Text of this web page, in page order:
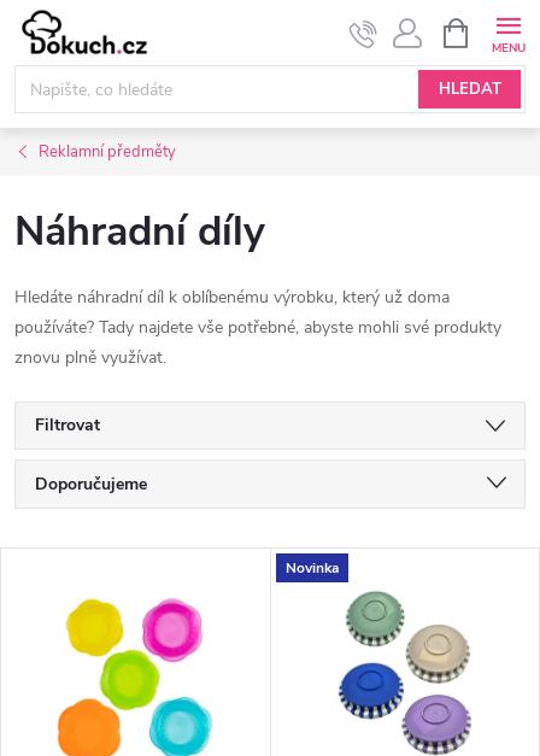
Přejít
obsah
HLEDAT
NÁKUPNÍ
KOŠÍK
Reklamní předměty
Náhradní díly
Hledáte náhradní díl k oblíbenému výrobku, který už doma
používáte? Tady najdete vše potřebné, abyste mohli své produkty
znovu plně využívat.
Filtrovat
Ř
a
Doporučujeme
Nejprodávanější
Abecedně
Novinka